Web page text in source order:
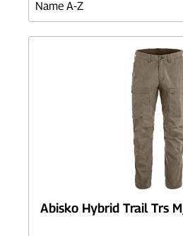
Abisko Hybrid Trail Trs